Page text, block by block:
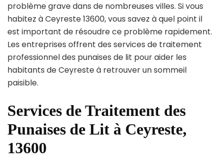
problème grave dans de nombreuses villes. Si vous
habitez à Ceyreste 13600, vous savez à quel point il
est important de résoudre ce problème rapidement.
Les entreprises offrent des services de traitement
professionnel des punaises de lit pour aider les
habitants de Ceyreste à retrouver un sommeil
paisible.
Services de Traitement des
Punaises de Lit à Ceyreste,
13600